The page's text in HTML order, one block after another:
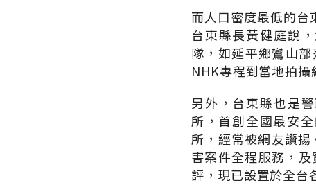
而人口密度最低的台
台東縣長黃健庭說
隊，如延平鄉鸞山
NHK專程到當地拍攝
另外，台東縣也是
所，首創全國最安
所，經常被網友讚
害案件全程服務，
評，現已設置於全台